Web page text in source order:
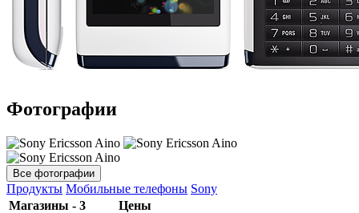
Фотографии
Все фотографии
Продукты Мобильные телефоны Sony
Магазины - 3
Цены